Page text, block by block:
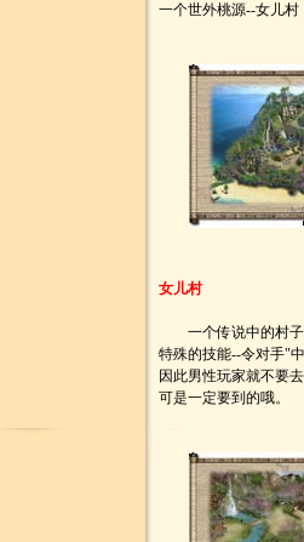
一个世外桃源--女儿
女儿村
一个传说中的村子
特殊的技能--令对手"
因此男性玩家就不要
可是一定要到的哦。